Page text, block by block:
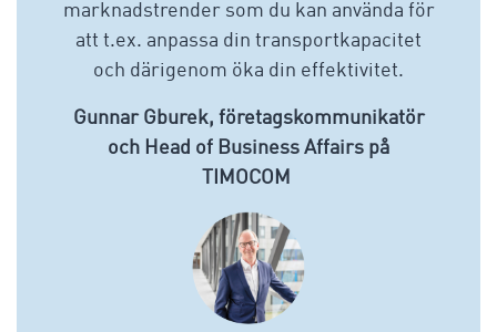
marknadstrender som du kan använda för
att t.ex. anpassa din transportkapacitet
och därigenom öka din effektivitet.
Gunnar Gburek, företagskommunikatör
och Head of Business Affairs på
TIMOCOM